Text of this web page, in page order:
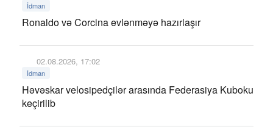
İdman
Ronaldo və Corcina evlənməyə hazırlaşır
02.08.2026, 17:02
İdman
Həvəskar velosipedçilər arasında Federasiya Kuboku
keçirilib